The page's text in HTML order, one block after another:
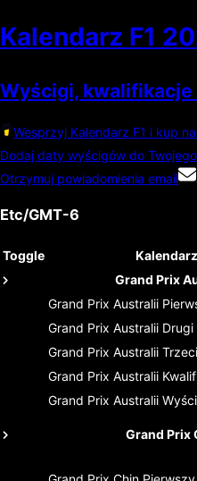
Kalendarz F1
Wyścigi,
Wesprzyj Kalendarz F1 i kup
Dodaj daty wyścigów do
Otrzymuj powiadomienia email
Etc/GMT-6
Toggle Kalendarz
Grand Prix
Grand Prix Australii
Grand Prix Australii Drugi
Grand Prix Australii
Grand Prix Australii
Grand Prix Australii
Grand Prix